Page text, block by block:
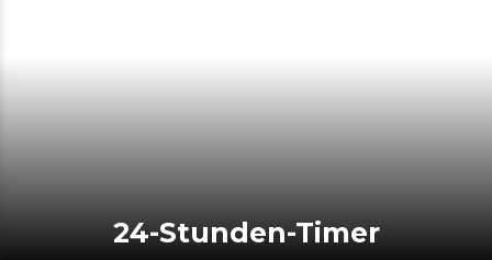
24-Stunden-Timer